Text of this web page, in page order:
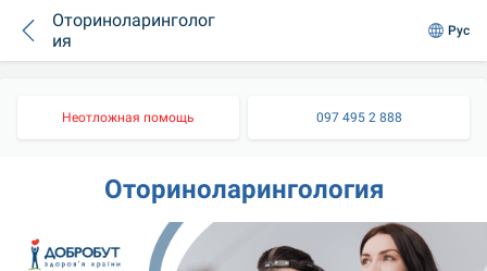
Оториноларинголог
ия
Рус
Неотложная помощь 097 495 2 888
Оториноларингология